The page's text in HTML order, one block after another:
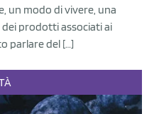
un modo di vivere, una
dei prodotti associati ai
parlare del […]